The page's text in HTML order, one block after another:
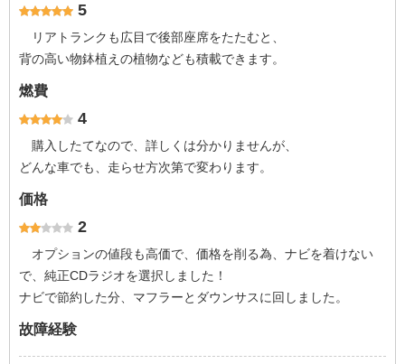
5
リアトランクも広目で後部座席をたたむと、
背の高い物鉢植えの植物なども積載できます。
燃費
4
購入したてなので、詳しくは分かりませんが、
どんな車でも、走らせ方次第で変わります。
価格
2
オプションの値段も高価で、価格を削る為、ナビを着けない
で、純正CDラジオを選択しました！
ナビで節約した分、マフラーとダウンサスに回しました。
故障経験